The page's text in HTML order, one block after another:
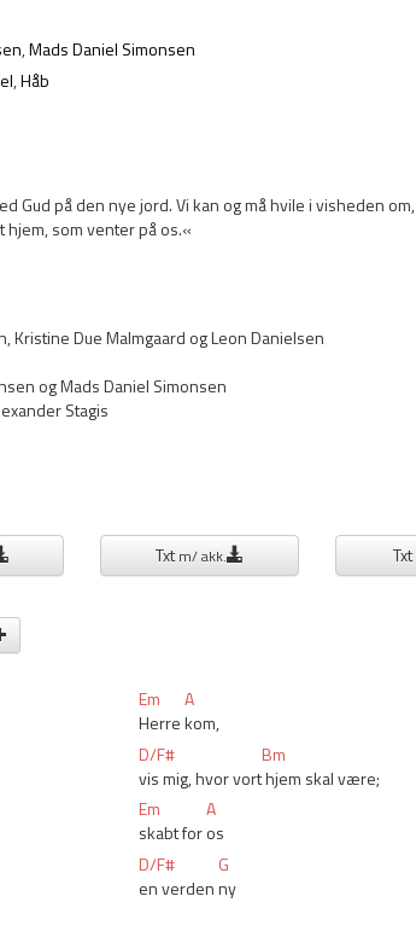
,Mads Daniel Simonsen
,Håb
Gud på den nye jord. Vi kan og må hvile i visheden om,
hjem, som venter på os.«
Kristine Due Malmgaard og Leon Danielsen
og Mads Daniel Simonsen
Stagis
Txtm/ akk. Txt
Em
A
Herre kom,
D/F#
Bm
vis mig, hvor vort hjem skal være;
Em
A
skabt for os
D/F#
G
en verden ny